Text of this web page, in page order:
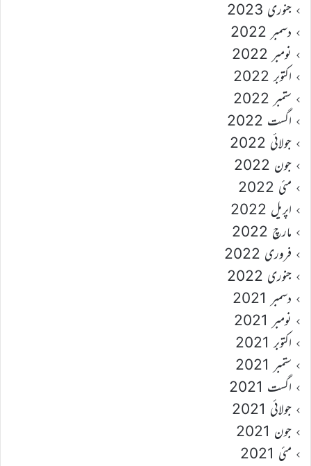
جنوری 2023
دسمبر 2022
نومبر 2022
اکتوبر 2022
ستمبر 2022
اگست 2022
جولائی 2022
جون 2022
مئی 2022
اپریل 2022
مارچ 2022
فروری 2022
جنوری 2022
دسمبر 2021
نومبر 2021
اکتوبر 2021
ستمبر 2021
اگست 2021
جولائی 2021
جون 2021
مئی 2021